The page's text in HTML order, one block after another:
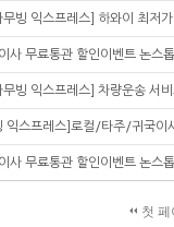
무빙 익스프레스] 하와이 최저
사 무료통관 할인이벤트 논스
무빙 익스프레스] 차량운송 서
익스프레스]로컬/타주/귀국
사 무료통관 할인이벤트 논스
첫 페